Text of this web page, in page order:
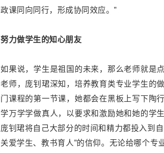
政课同向同行，形成协同效应。”
努力做学生的知心朋友
如果说，学生是祖国的未来，那么老师就是
老师，庞钊珺深知，培养教育类专业学生的
门课程的第一节课，她都会在黑板上写下
学万学学做真人，以要求和激励她和她的学
庞钊珺将自己大部分的时间和精力都投入到
关爱学生、教书育人”的信仰。无论给哪个